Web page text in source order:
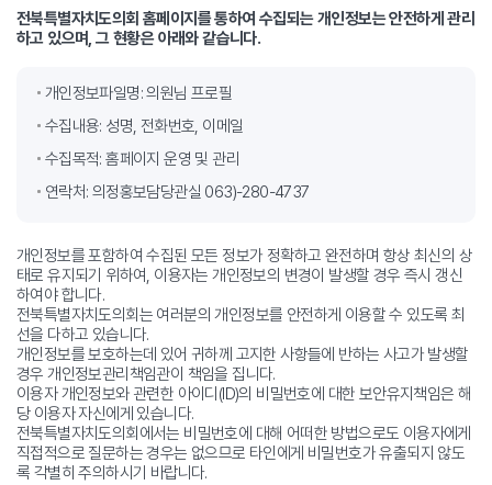
전북특별자치도의회 홈페이지를 통하여 수집되는 개인정보는 안전하게 관리
하고 있으며, 그 현황은 아래와 같습니다.
개인정보파일명: 의원님 프로필
수집내용: 성명, 전화번호, 이메일
수집목적: 홈페이지 운영 및 관리
연락처: 의정홍보담당관실 063)-280-4737
개인정보를 포함하여 수집된 모든 정보가 정확하고 완전하며 항상 최신의 상
태로 유지되기 위하여, 이용자는 개인정보의 변경이 발생할 경우 즉시 갱신
하여야 합니다.
전북특별자치도의회는 여러분의 개인정보를 안전하게 이용할 수 있도록 최
선을 다하고 있습니다.
개인정보를 보호하는데 있어 귀하께 고지한 사항들에 반하는 사고가 발생할
경우 개인정보관리책임관이 책임을 집니다.
이용자 개인정보와 관련한 아이디(ID)의 비밀번호에 대한 보안유지책임은 해
당 이용자 자신에게 있습니다.
전북특별자치도의회에서는 비밀번호에 대해 어떠한 방법으로도 이용자에게
직접적으로 질문하는 경우는 없으므로 타인에게 비밀번호가 유출되지 않도
록 각별히 주의하시기 바랍니다.